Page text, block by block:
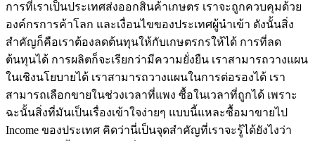
การที่เราเป็นประเทศส่งออกสินค้าเกษตร เราจะถูกควบคุมด้วย
องค์กรการค้าโลก และเงื่อนไขของประเทศผู้นำเข้า ดังนั้นสิ่ง
สำคัญก็คือเราต้องลดต้นทุนให้กับเกษตรกรให้ได้ การที่ลด
ต้นทุนได้ การผลิตก็จะเรียกว่ามีความยั่งยืน เราสามารถวางแผน
ในเชิงนโยบายได้ เราสามารถวางแผนในการต่อรองได้ เรา
สามารถเลือกขายในช่วงเวลาที่แพง ซื้อในเวลาที่ถูกได้ เพราะ
ฉะนั้นสิ่งที่มันเป็นเรื่องเข้าใจง่ายๆ แบบนี้แหละซื้อมาขายไป
Income ของประเทศ คิดว่านี่เป็นจุดสำคัญที่เราจะรู้ได้ยังไงว่า